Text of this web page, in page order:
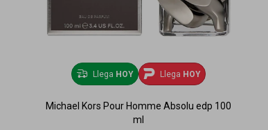
Llega HOY Llega HOY
Michael Kors Pour Homme Absolu edp 100
ml